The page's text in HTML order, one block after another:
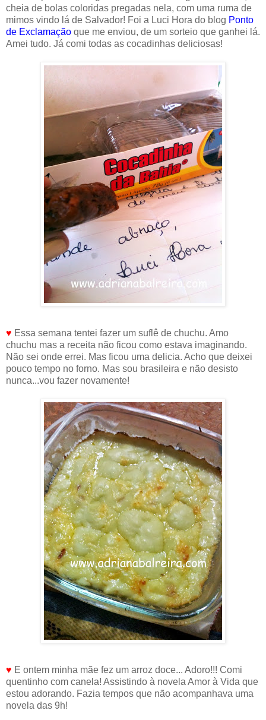
cheia de bolas coloridas pregadas nela, com uma ruma de
mimos vindo lá de Salvador! Foi a Luci Hora do blog Ponto
de Exclamação que me enviou, de um sorteio que ganhei lá.
Amei tudo. Já comi todas as cocadinhas deliciosas!
♥ Essa semana tentei fazer um suflê de chuchu. Amo
chuchu mas a receita não ficou como estava imaginando.
Não sei onde errei. Mas ficou uma delicia. Acho que deixei
pouco tempo no forno. Mas sou brasileira e não desisto
nunca...vou fazer novamente!
♥ E ontem minha mãe fez um arroz doce... Adoro!!! Comi
quentinho com canela! Assistindo à novela Amor à Vida que
estou adorando. Fazia tempos que não acompanhava uma
novela das 9h!